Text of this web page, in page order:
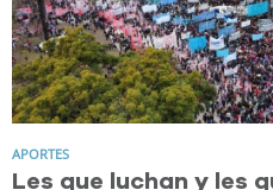
APORTES
Les que luchan y les